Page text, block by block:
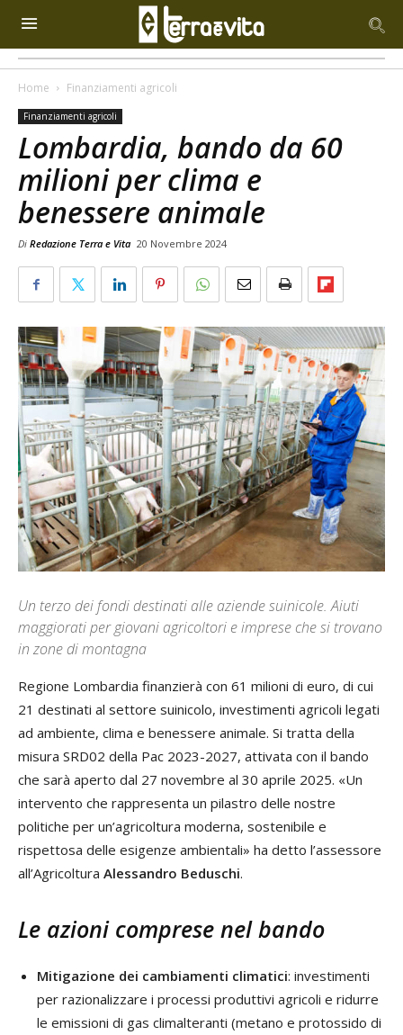
Home Finanziamenti agricoli
Finanziamenti agricoli
Lombardia, bando da 60
milioni per clima e
benessere animale
Di Redazione Terra e Vita 20 Novembre 2024
Un terzo dei fondi destinati alle aziende suinicole. Aiuti
maggiorati per giovani agricoltori e imprese che si trovano
in zone di montagna
Regione Lombardia finanzierà con 61 milioni di euro, di cui
21 destinati al settore suinicolo, investimenti agricoli legati
ad ambiente, clima e benessere animale. Si tratta della
misura SRD02 della Pac 2023-2027, attivata con il bando
che sarà aperto dal 27 novembre al 30 aprile 2025. «Un
intervento che rappresenta un pilastro delle nostre
politiche per un’agricoltura moderna, sostenibile e
rispettosa delle esigenze ambientali» ha detto l’assessore
all’Agricoltura Alessandro Beduschi.
Le azioni comprese nel bando
Mitigazione dei cambiamenti climatici: investimenti
per razionalizzare i processi produttivi agricoli e ridurre
le emissioni di gas climalteranti (metano e protossido di